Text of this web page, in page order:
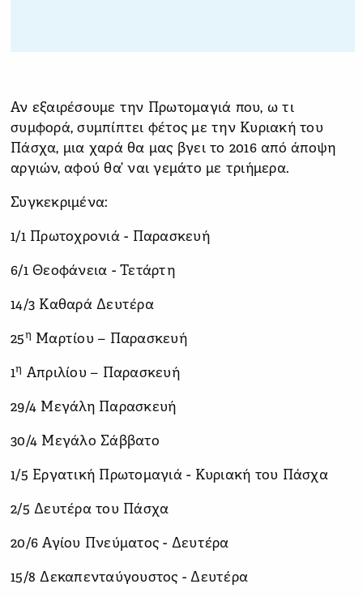
Αν εξαιρέσουμε την Πρωτομαγιά που, ω τι
συμφορά, συμπίπτει φέτος με την Κυριακή του
Πάσχα, μια χαρά θα μας βγει το 2016 από άποψη
αργιών, αφού θα’ ναι γεμάτο με τριήμερα.
Συγκεκριμένα:
1/1 Πρωτοχρονιά - Παρασκευή
6/1 Θεοφάνεια - Τετάρτη
14/3 Καθαρά Δευτέρα
25η Μαρτίου – Παρασκευή
1η Απριλίου – Παρασκευή
29/4 Μεγάλη Παρασκευή
30/4 Μεγάλο Σάββατο
1/5 Εργατική Πρωτομαγιά - Κυριακή του Πάσχα
2/5 Δευτέρα του Πάσχα
20/6 Αγίου Πνεύματος - Δευτέρα
15/8 Δεκαπενταύγουστος - Δευτέρα